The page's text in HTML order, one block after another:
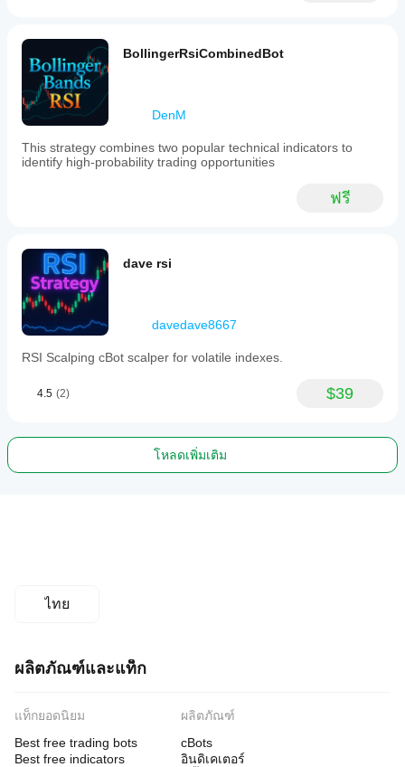
BollingerRsiCombinedBot
DenM
This strategy combines two popular technical indicators to
identify high‑probability trading opportunities
ฟรี
dave rsi
davedave8667
RSI Scalping cBot scalper for volatile indexes.
4.5 (2) $39
โหลดเพิ่มเติม
ไทย
ผลิตภัณฑ์และแท็ก
แท็กยอดนิยม
Best free trading bots
Best free indicators
ผลิตภัณฑ์
cBots
อินดิเคเตอร์